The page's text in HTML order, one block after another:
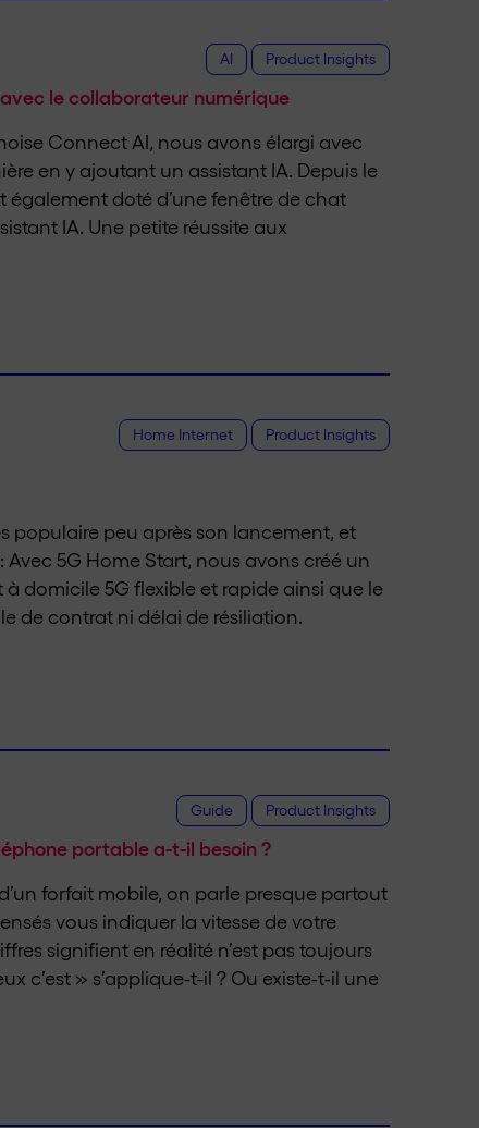
AI Product Insights
le collaborateur numérique
Connect AI, nous avons élargi avec
en y ajoutant un assistant IA. Depuis le
également doté d’une fenêtre de chat
IA. Une petite réussite aux
Home Internet Product Insights
populaire peu après son lancement, et
5G Home Start, nous avons créé un
domicile 5G flexible et rapide ainsi que le
de contrat ni délai de résiliation.
Guide Product Insights
portable a-t-il besoin ?
forfait mobile, on parle presque partout
vous indiquer la vitesse de votre
signifient en réalité n’est pas toujours
c’est » s’applique-t-il ? Ou existe-t-il une